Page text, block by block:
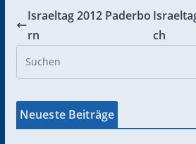
Israeltag 2012 Paderbo
rn
ch
Neueste Beiträge